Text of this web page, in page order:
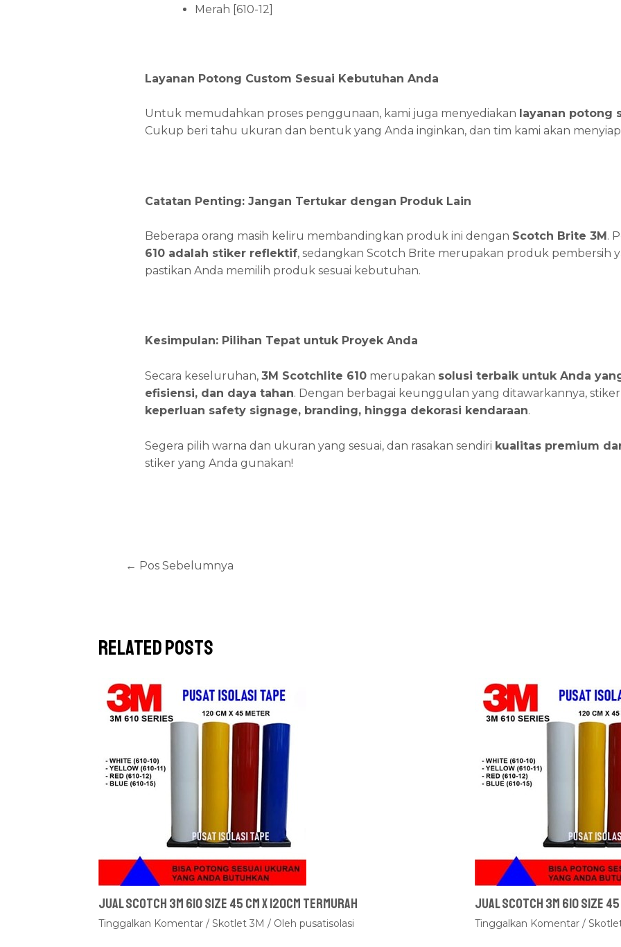
Merah [610-12]
Layanan Potong Custom Sesuai Kebutuhan Anda
Untuk memudahkan proses penggunaan, kami juga menyediakan layanan potong
Cukup beri tahu ukuran dan bentuk yang Anda inginkan, dan tim kami akan
Catatan Penting: Jangan Tertukar dengan Produk Lain
Beberapa orang masih keliru membandingkan produk ini dengan Scotch Brite 3M.
610 adalah stiker reflektif, sedangkan Scotch Brite merupakan produk pembersih
pastikan Anda memilih produk sesuai kebutuhan.
Kesimpulan: Pilihan Tepat untuk Proyek Anda
Secara keseluruhan, 3M Scotchlite 610merupakan solusi terbaik untuk Anda
efisiensi, dan daya tahan. Dengan berbagai keunggulan yang ditawarkannya,
keperluan safety signage, branding, hingga dekorasi kendaraan.
Segera pilih warna dan ukuran yang sesuai, dan rasakan sendiri kualitas premium
stiker yang Anda gunakan!
← Pos Sebelumnya
Related Posts
Jual Scotch 3M 610 Size 45 cm x 120cm Termurah
Tinggalkan Komentar / Skotlet 3M / Oleh pusatisolasi
Jual Scotch 3M 610 Size
Tinggalkan Komentar /